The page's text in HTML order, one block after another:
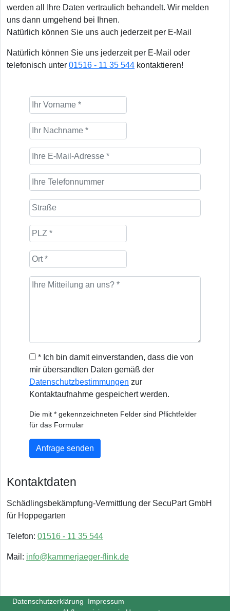
werden all Ihre Daten vertraulich behandelt. Wir melden
uns dann umgehend bei Ihnen.
Natürlich können Sie uns auch jederzeit per E-Mail
Natürlich können Sie uns jederzeit per E-Mail oder
telefonisch unter 01516 - 11 35 544 kontaktieren!
* Ich bin damit einverstanden, dass die von
mir übersandten Daten gemäß der
Datenschutzbestimmungen zur
Kontaktaufnahme gespeichert werden.
Die mit * gekennzeichneten Felder sind Pflichtfelder
für das Formular
Anfrage senden
Kontaktdaten
Schädlingsbekämpfung-Vermittlung der SecuPart GmbH
für Hoppegarten
Telefon: 01516 - 11 35 544
Mail: info@kammerjaeger-flink.de
Datenschutzerklärung
Impressum